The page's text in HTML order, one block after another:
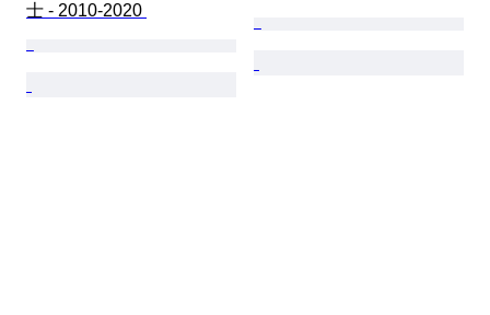
士 - 2010-2020